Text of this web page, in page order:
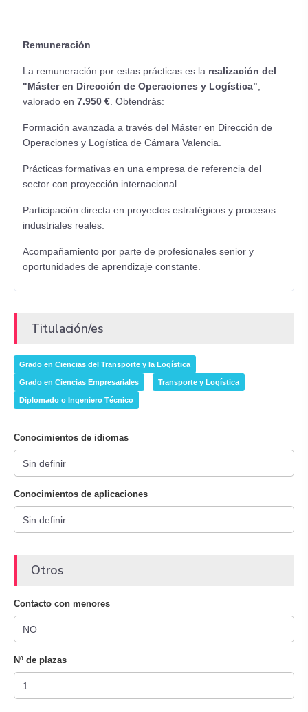
Remuneración
La remuneración por estas prácticas es la realización del
"Máster en Dirección de Operaciones y Logística"
valorado en 7.950 € . Obtendrás:
Formación avanzada a través del Máster en Dirección de
Operaciones y Logística de Cámara Valencia.
Prácticas formativas en una empresa de referencia del
sector con proyección internacional.
Participación directa en proyectos estratégicos y procesos
industriales reales.
Acompañamiento por parte de profesionales senior y
oportunidades de aprendizaje constante.
Titulación/es
Grado en Ciencias del Transporte y la Logística
Grado en Ciencias Empresariales Transporte y Logística
Diplomado o Ingeniero Técnico
Conocimientos de idiomas
Conocimientos de aplicaciones
Otros
Contacto con menores
Nº de plazas